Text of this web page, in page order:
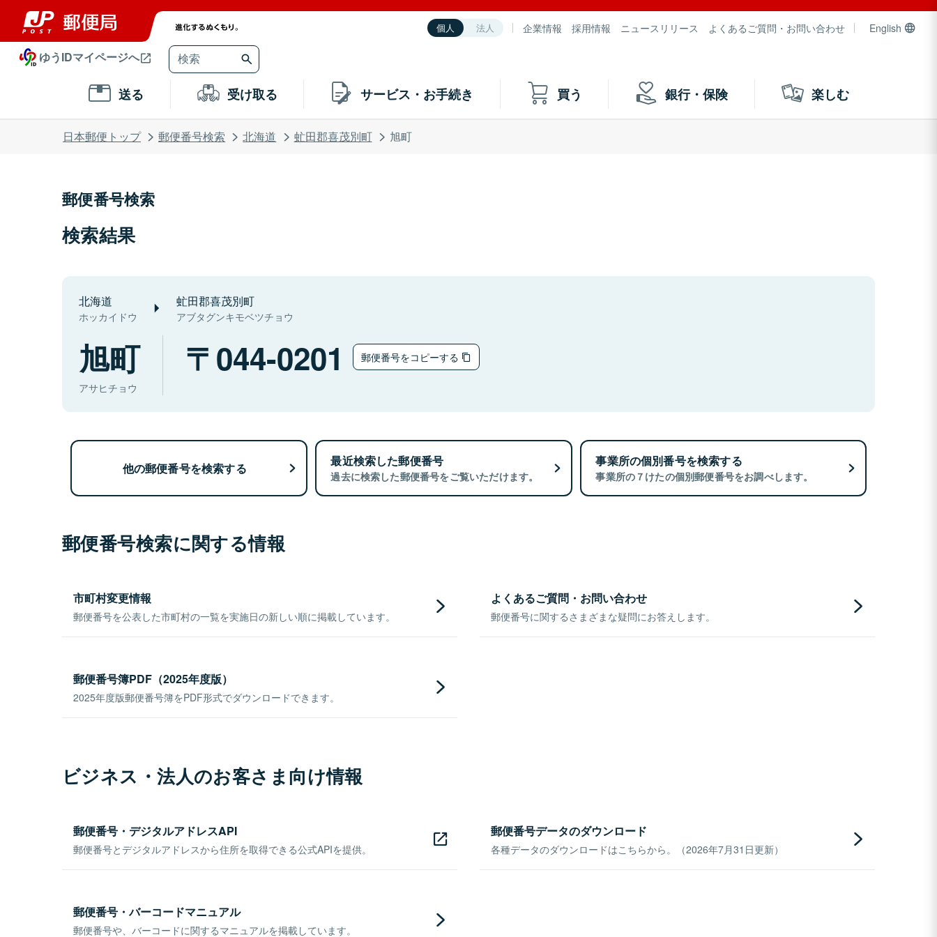
個人 法人 企業情報 採用情報 ニュースリリース よくあるご質問・お問い合わせ English
ゆうIDマイページへ
送る 受け取る サービス・お手続き 買う 銀行・保険 楽しむ
日本郵便トップ 郵便番号検索 北海道 虻田郡喜茂別町 旭町
郵便番号検索
検索結果
北海道
ホッカイドウ
虻田郡喜茂別町
アブタグンキモベツチョウ
旭町
アサヒチョウ
044-0201 郵便番号をコピーする
他の郵便番号を検索する 最近検索した郵便番号
過去に検索した郵便番号をご覧いただけます。
事業所の個別番号を検索する
事業所の７けたの個別郵便番号をお調べします。
郵便番号検索に関する情報
市町村変更情報
郵便番号を公表した市町村の一覧を実施日の新しい順に掲載しています。
よくあるご質問・お問い合わせ
郵便番号に関するさまざまな疑問にお答えします。
郵便番号簿PDF（2025年度版）
2025年度版郵便番号簿をPDF形式でダウンロードできます。
ビジネス・法人のお客さま向け情報
郵便番号・デジタルアドレスAPI
郵便番号とデジタルアドレスから住所を取得できる公式APIを提供。
郵便番号データのダウンロード
各種データのダウンロードはこちらから。（2026年7月31日更新）
郵便番号・バーコードマニュアル
郵便番号や、バーコードに関するマニュアルを掲載しています。